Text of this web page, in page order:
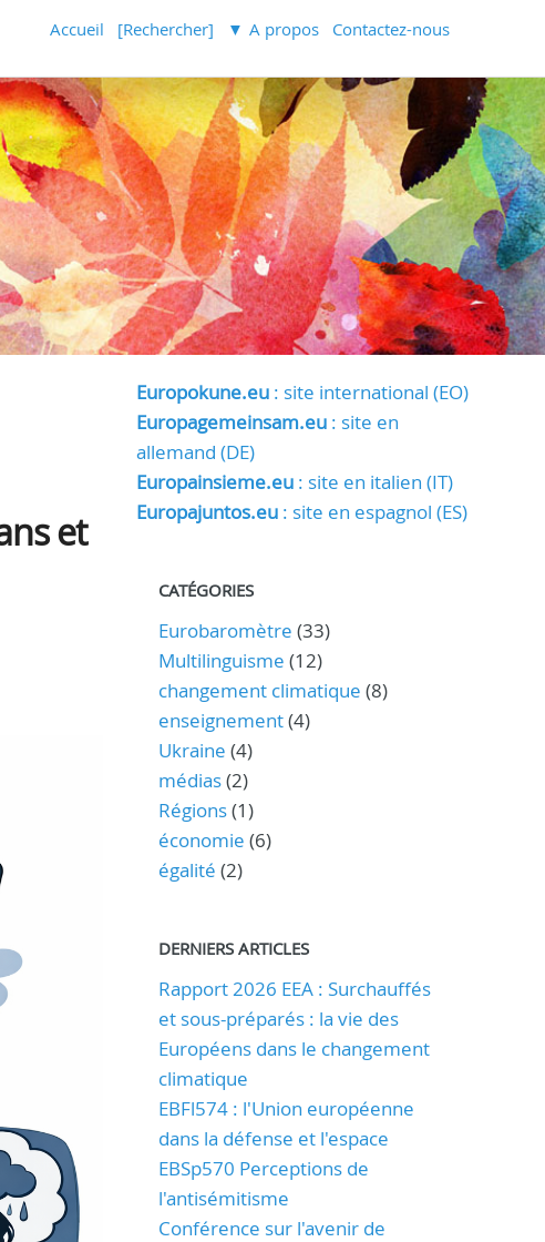
Accueil [Rechercher] A propos Contactez-nous
et
Europokune.eu: site international (EO)
Europagemeinsam.eu: site en
allemand (DE)
Europainsieme.eu: site en italien (IT)
Europajuntos.eu: site en espagnol (ES)
CATÉGORIES
Eurobaromètre (33)
Multilinguisme (12)
changement climatique (8)
enseignement(4)
Ukraine (4)
médias(2)
Régions(1)
économie (6)
égalité (2)
DERNIERS ARTICLES
Rapport 2026 EEA : Surchauffés
et sous-préparés : la vie des
Européens dans le changement
climatique
EBFl574 : l'Union européenne
dans la défense et l'espace
EBSp570 Perceptions de
l'antisémitisme
Conférence sur l'avenir de